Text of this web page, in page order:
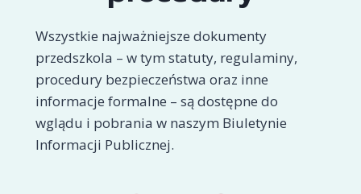
Wszystkie najważniejsze dokumenty
przedszkola – w tym statuty, regulaminy,
procedury bezpieczeństwa oraz inne
informacje formalne – są dostępne do
wglądu i pobrania w naszym Biuletynie
Informacji Publicznej.